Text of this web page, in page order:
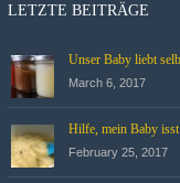
LETZTE BEITRÄGE
Unser Baby liebt
March 6, 2017
Hilfe, mein Baby
February 25, 2017